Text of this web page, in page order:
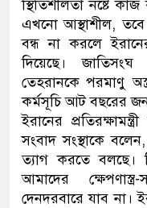
স্থিতিশীলতা নষ্টে
এখনো আস্থাশীল, তবে
বন্ধ না করলে
দিয়েছে। জাতিসংঘ
তেহরানকে পরমাণু
কর্মসূচি আট বছরের
ইরানের
সংবাদ সংস্থাকে বলেন,
ত্যাগ করতে বলছে।
আমাদের
দেনদরবারে যাব না।